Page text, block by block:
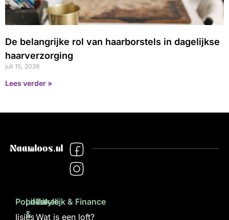
De belangrijke rol van haarborstels in dagelijkse
haarverzorging
juli 15, 2026
Lees verder »
Populair
Ijsjes
Lifestyle
&
Zakelijk & Finance
Wat is een loft?